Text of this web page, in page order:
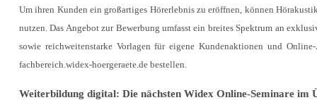
Um ihren Kunden ein großartiges Hörerlebnis zu eröffnen, können
nutzen. Das Angebot zur Bewerbung umfasst ein breites Spektrum an
sowie reichweitenstarke Vorlagen für eigene Kundenaktionen und
fachbereich.widex-hoergeraete.de bestellen.
Weiterbildung digital: Die nächsten Widex Online-Seminare im